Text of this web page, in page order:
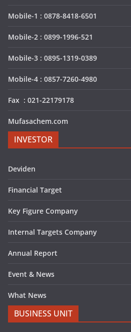
Mobile-1 : 0878-8418-6501
Mobile-2 : 0899-1996-521
Mobile-3 : 0895-1319-0389
Mobile-4 : 0857-7260-4980
Fax : 021-22179178
Mufasachem.com
INVESTOR
Deviden
Financial Target
Key Figure Company
Internal Targets Company
Annual Report
Event & News
What News
BUSINESS UNIT